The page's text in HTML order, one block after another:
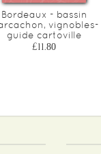
Bordeaux - bassin
vignobles-
guide cartoville
£11.80